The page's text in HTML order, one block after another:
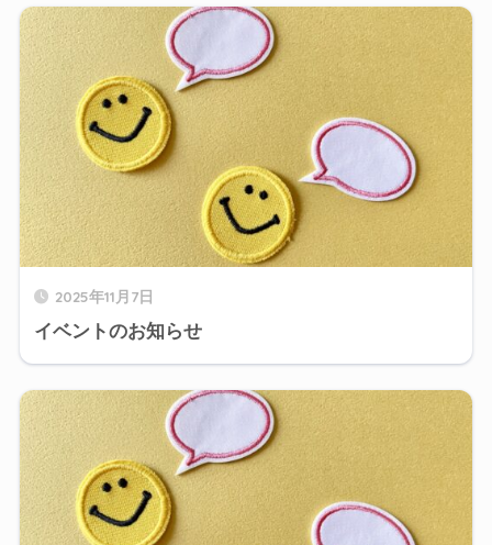
2025年11月7日
イベントのお知らせ